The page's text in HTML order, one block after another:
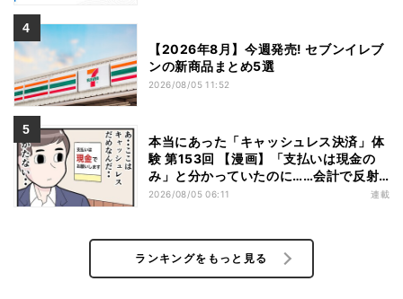
【2026年8月】今週発売! セブンイレブ
ンの新商品まとめ5選
2026/08/05 11:52
本当にあった「キャッシュレス決済」体
験 第153回 【漫画】「支払いは現金の
み」と分かっていたのに……会計で反射
的に出してしまったものは
2026/08/05 06:11 連載
ランキングをもっと見る